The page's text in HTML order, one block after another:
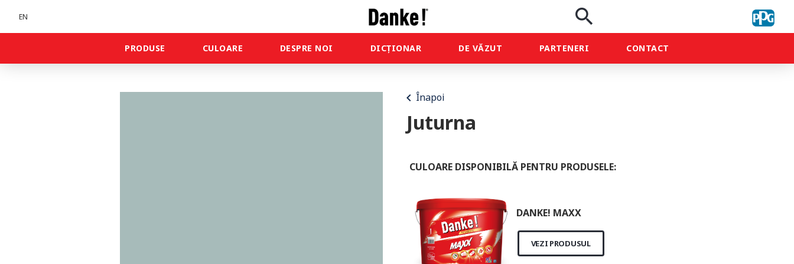
EN search
PRODUSE CULOARE DESPRE NOI DICȚIONAR DE VĂZUT PARTENERI CONTACT
chevron_left Înapoi
Juturna
CULOARE DISPONIBILĂ PENTRU PRODUSELE:
DANKE! MAXX
VEZI PRODUSUL